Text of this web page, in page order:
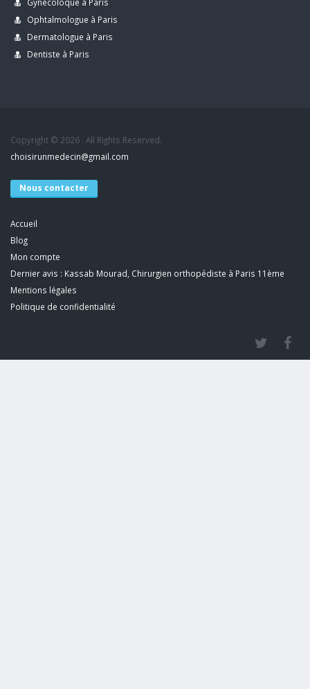
Ophtalmologue à Paris
Dermatologue à Paris
Dentiste à Paris
Copyright © 2026 . All Rights Reserved.
choisirunmedecin@gmail.com
Nous contacter
Accueil
Blog
Mon compte
Dernier avis : Kassab Mourad, Chirurgien orthopédiste à Paris 11ème
Mentions légales
Politique de confidentialité